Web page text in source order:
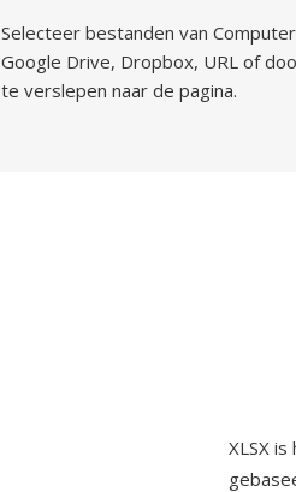
Selecteer bestanden van
Google Drive, Dropbox, URL of
te verslepen naar de pagina.
XLSX